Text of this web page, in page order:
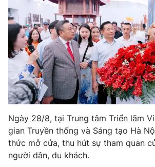
Thế giới đó đây
Câu chuyện quốc tế
Tài chính
Thị trường
Góc doanh nghiệp
Dữ liệu và đời sống
Truyền hình
Phim VTV
Hậu trường
Nhân vật
Khán giả
Giải sao mai
Giải trí
Điện ảnh
Âm nhạc
Sao
Du lịch
Làm đẹp
Giáo dục
Tuyển sinh
Ngày 28/8, tại Trung tâm Triển lãm
gian Truyền thống và Sáng tạo Hà
thức mở cửa, thu hút sự tham quan
người dân, du khách.